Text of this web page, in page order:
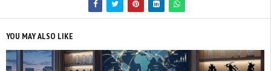
YOU MAY ALSO LIKE